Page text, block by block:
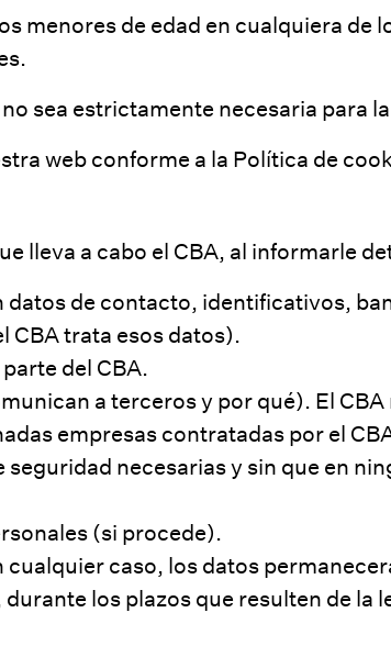
menores de edad en cualquiera de
sea estrictamente necesaria para
web conforme a la Política de
lleva a cabo el CBA, al informarle
de contacto, identificativos,
CBA trata esos datos).
del CBA.
a terceros y por qué). El
empresas contratadas por el
necesarias y sin que en
(si procede).
caso, los datos
los plazos que resulten de la